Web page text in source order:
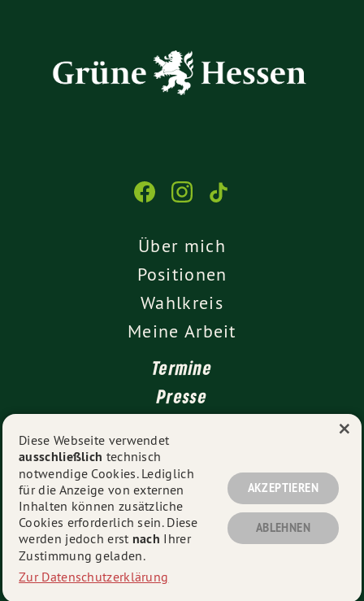
Über mich
Positionen
Wahlkreis
Meine Arbeit
Termine
Presse
Impressum
Datenschutz
© 2026 Sascha Meier MdL - Alle Rechte vorbehalten.
Diese Webseite verwendet
ausschließlich technisch
notwendige Cookies. Lediglich
für die Anzeige von externen
Inhalten können zusätzliche
Cookies erforderlich sein. Diese
werden jedoch erst nach Ihrer
Zustimmung geladen.
Zur Datenschutzerklärung
AKZEPTIEREN
ABLEHNEN
×